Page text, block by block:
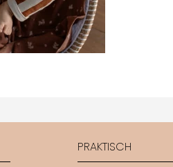
PRAKTISCH